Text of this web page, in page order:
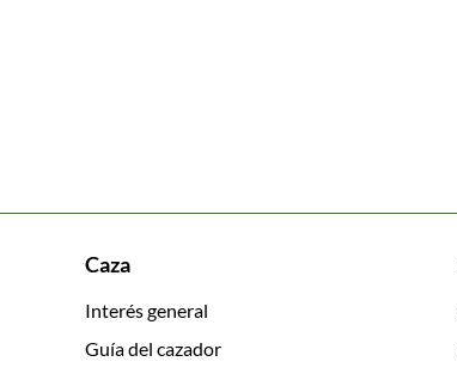
Caza
Interés general
Guía del cazador